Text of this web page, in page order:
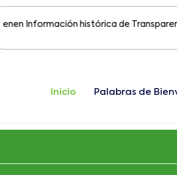
histórica de Transparencia
Inicio Palabras de